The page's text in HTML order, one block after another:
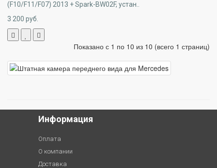
(F10/F11/F07) 2013 + Spark-BW02F, устан..
3 200 руб.
Показано с 1 по 10 из 10 (всего 1 страниц)
Информация
Оплата
О компании
Доставка